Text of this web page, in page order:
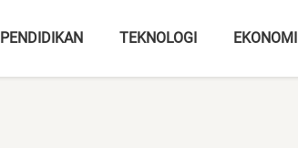
PENDIDIKAN TEKNOLOGI EKONOMI